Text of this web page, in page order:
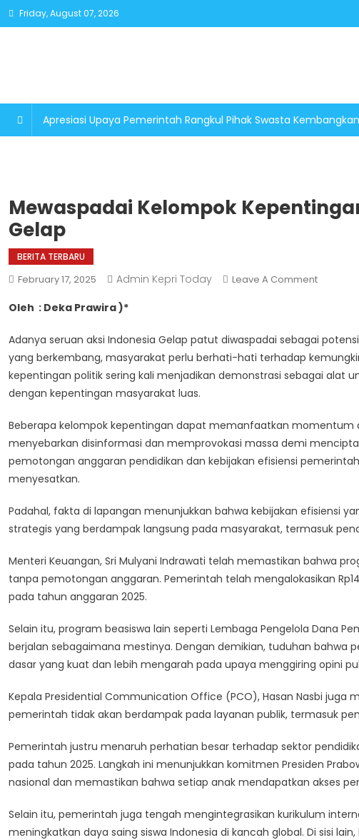
Skip
to
Friday, August 07, 2026
Apresiasi Upaya Pemerintah Rangkul Pihak Swasta Kembangkan
Mewaspadai Kelompok
Gelap
BERITA TERBARU
February 17, 2025 Admin Kepri Today Leave A CommentOn
Aksi
Oleh : Deka Prawira )*
Adanya seruan aksi Indonesia Gelap patut diwaspadai sebagai
yang berkembang, masyarakat perlu berhati-hati terhadap
kepentingan politik sering kali menjadikan demonstrasi sebagai alat
dengan kepentingan masyarakat luas.
Beberapa kelompok kepentingan dapat memanfaatkan momentum
menyebarkan disinformasi dan memprovokasi massa demi
pemotongan anggaran pendidikan dan kebijakan efisiensi
menyesatkan.
Padahal, fakta di lapangan menunjukkan bahwa kebijakan efisiensi
strategis yang berdampak langsung pada masyarakat, termasuk
Menteri Keuangan, Sri Mulyani Indrawati telah memastikan bahwa
tanpa pemotongan anggaran. Pemerintah telah mengalokasikan
pada tahun anggaran 2025.
Selain itu, program beasiswa lain seperti Lembaga Pengelola Dana
berjalan sebagaimana mestinya. Dengan demikian, tuduhan bahwa
dasar yang kuat dan lebih mengarah pada upaya menggiring opini
Kepala Presidential Communication Office (PCO), Hasan Nasbi juga
pemerintah tidak akan berdampak pada layanan publik, termasuk
Pemerintah justru menaruh perhatian besar terhadap sektor
pada tahun 2025. Langkah ini menunjukkan komitmen Presiden
nasional dan memastikan bahwa setiap anak mendapatkan akses
Selain itu, pemerintah juga tengah mengintegrasikan kurikulum
meningkatkan daya saing siswa Indonesia di kancah global. Di sisi